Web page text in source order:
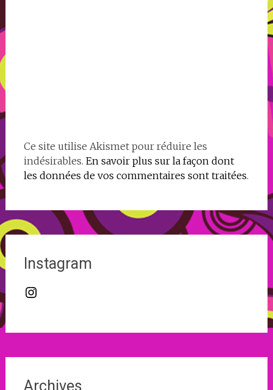
Ce site utilise Akismet pour réduire les
indésirables. En savoir plus sur la façon dont
les données de vos commentaires sont traitées.
Instagram
Instagram
Archives